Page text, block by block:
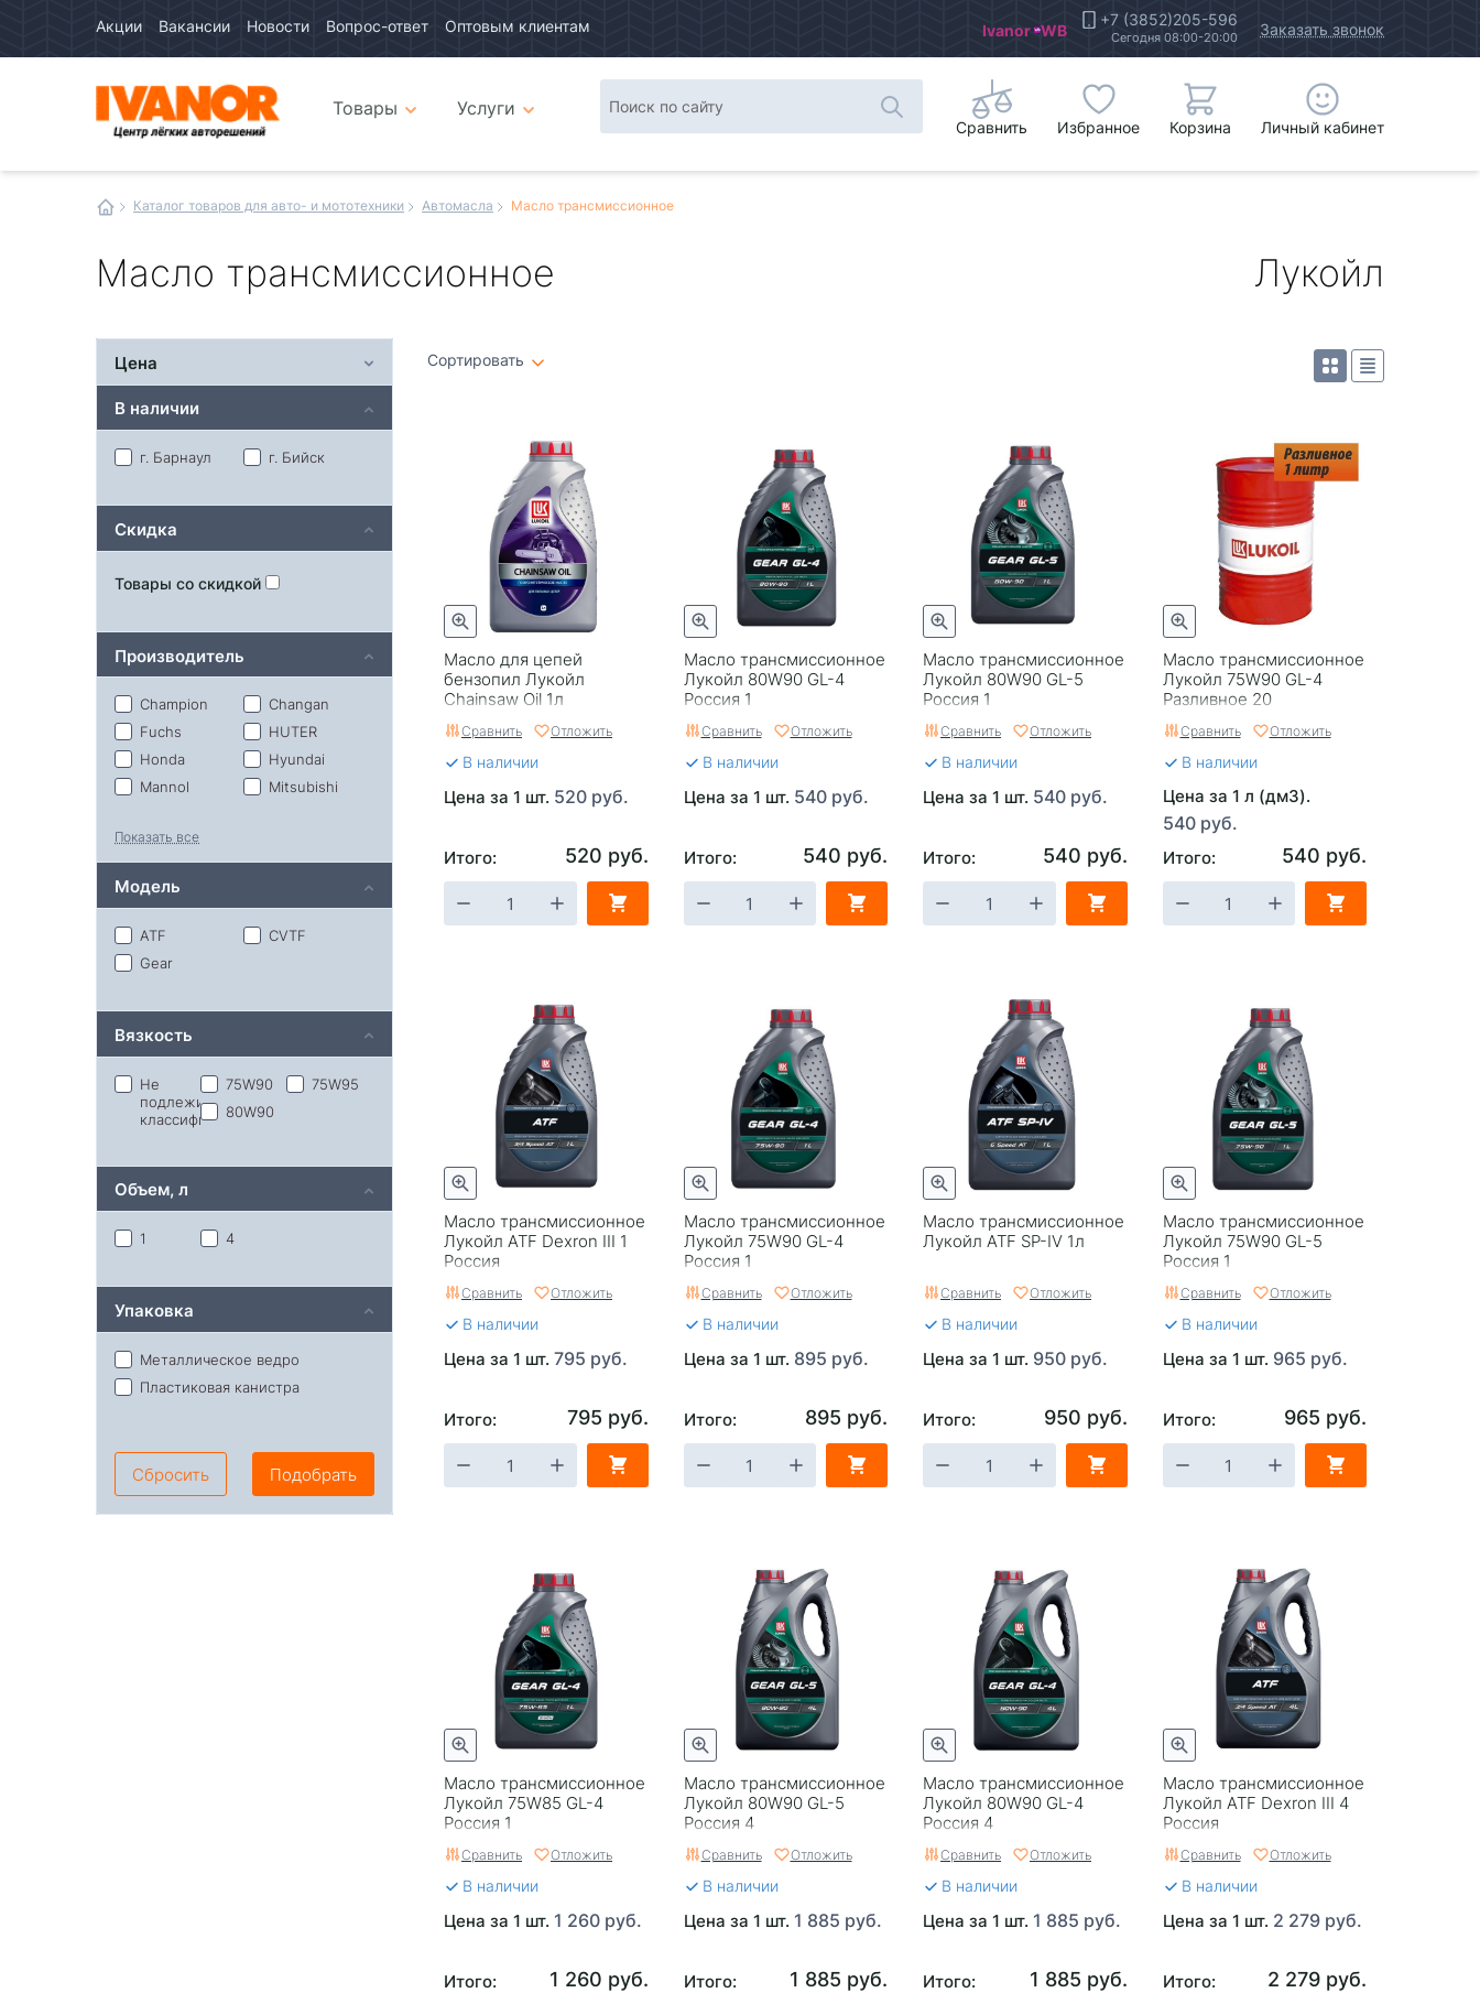
Акции Вакансии Новости Вопрос-ответ Оптовым клиентам Ivanor WB +7 (3852)205-596
Сегодня 08:00-20:00 Заказать звонок
интернетТовары
Услуги
Сравнить Избранное Корзина Личный кабинет
Каталог товаров для авто- и мототехники Автомасла Масло трансмиссионное
Масло трансмиссионное Лукойл
Сортировать
Масло для цепей
бензопил Лукойл
Chainsaw Oil 1л
Сравнить Отложить
В наличии
Цена за 1 шт. 520 руб.
Итого: 520 руб.
Масло трансмиссионное
Лукойл 80W90 GL-4
Россия 1
Сравнить Отложить
В наличии
Цена за 1 шт. 540 руб.
Итого: 540 руб.
Масло трансмиссионное
Лукойл 80W90 GL-5
Россия 1
Сравнить Отложить
В наличии
Цена за 1 шт. 540 руб.
Итого: 540 руб.
Масло трансмиссионное
Лукойл 75W90 GL-4
Разливное 20
Сравнить Отложить
В наличии
Цена за 1 л (дм3).
540 руб.
Итого: 540 руб.
Масло трансмиссионное
Лукойл ATF Dexron III 1
Россия
Сравнить Отложить
В наличии
Цена за 1 шт. 795 руб.
Итого: 795 руб.
Масло трансмиссионное
Лукойл 75W90 GL-4
Россия 1
Сравнить Отложить
В наличии
Цена за 1 шт. 895 руб.
Итого: 895 руб.
Масло трансмиссионное
Лукойл ATF SP-IV 1л
Сравнить Отложить
В наличии
Цена за 1 шт. 950 руб.
Итого: 950 руб.
Масло трансмиссионное
Лукойл 75W90 GL-5
Россия 1
Сравнить Отложить
В наличии
Цена за 1 шт. 965 руб.
Итого: 965 руб.
Масло трансмиссионное
Лукойл 75W85 GL-4
Россия 1
Сравнить Отложить
В наличии
Цена за 1 шт. 1 260 руб.
Итого: 1 260 руб.
Масло трансмиссионное
Лукойл 80W90 GL-5
Россия 4
Сравнить Отложить
В наличии
Цена за 1 шт. 1 885 руб.
Итого: 1 885 руб.
Масло трансмиссионное
Лукойл 80W90 GL-4
Россия 4
Сравнить Отложить
В наличии
Цена за 1 шт. 1 885 руб.
Итого: 1 885 руб.
Масло трансмиссионное
Лукойл ATF Dexron III 4
Россия
Сравнить Отложить
В наличии
Цена за 1 шт. 2 279 руб.
Итого: 2 279 руб.
Цена
В наличии
г. Барнаул г. Бийск
Скидка
Товары со скидкой
Производитель
Champion
Changan
Fuchs
HUTER
Honda
Hyundai
Mannol
Mitsubishi
Nissan
Ravenol
Rolf
Seven
Ойлрайт
Показать все
Модель
ATF
CVTF
Gear
Вязкость
Не
подлежит
классификации
75W90
75W95
80W90
Объем, л
1 4
Упаковка
Металлическое ведро
Пластиковая канистра
Сбросить Подобрать